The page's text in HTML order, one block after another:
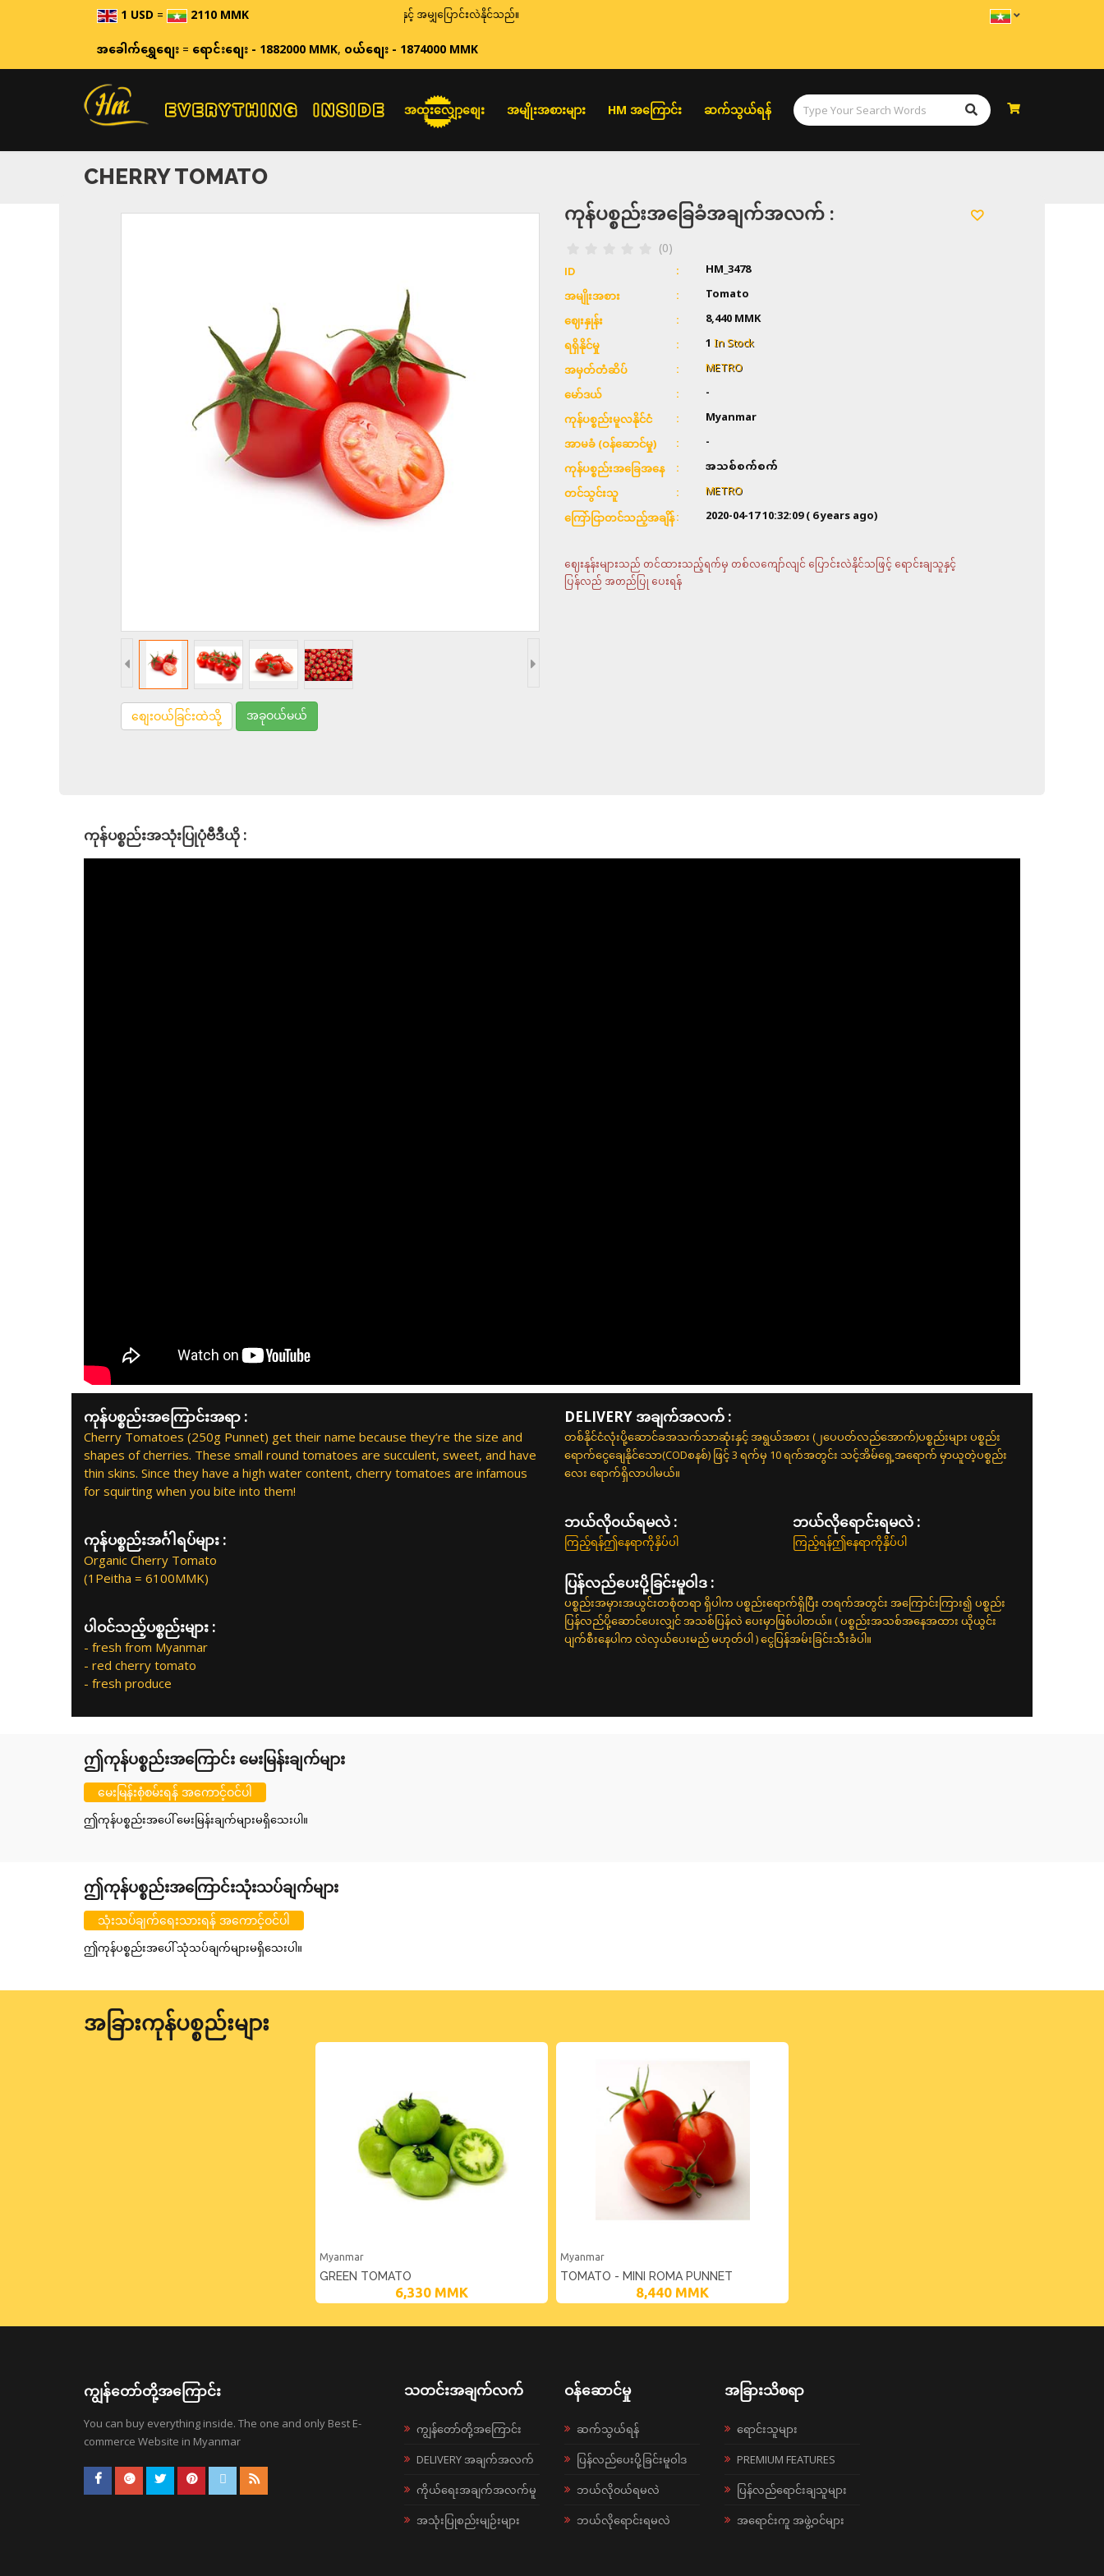
1 USD= 2110 MMK ဈေးနှုန်းများသည် အချိန်နှင့် အမျှပြောင်းလဲနိုင်သည်။
အခေါက်ရွှေစျေး=ရောင်းစျေး - 1882000 MMK,ဝယ်စျေး - 1874000 MMK
အထူးလျှော့စျေး အမျိုးအစားများ HM အကြောင်း ဆက်သွယ်ရန်
CHERRY TOMATO
ကုန်ပစ္စည်းအခြေခံအချက်အလက် :
(0)
ID HM_3478
အမျိုးအစား Tomato
ဈေးနှုန်း 8,440 MMK
ရရှိနိုင်မှု 1In Stock
အမှတ်တံဆိပ် METRO
မော်ဒယ် -
ကုန်ပစ္စည်းမူလနိုင်ငံ Myanmar
အာမခံ (ဝန်ဆောင်မှု) -
ကုန်ပစ္စည်းအခြေအနေ အသစ်စက်စက်
တင်သွင်းသူ METRO
ကြော်ငြာတင်သည့်အချိန် 2020-04-17 10:32:09( 6 years ago)
ဈေးနုန်းများသည် တင်ထားသည့်ရက်မှ တစ်လကျော်လျင် ပြောင်းလဲနိုင်သဖြင့် ရောင်းချသူနှင့်
ပြန်လည် အတည်ပြု ပေးရန်
စျေးဝယ်ခြင်းထဲသို့ အခုဝယ်မယ်
ကုန်ပစ္စည်းအသုံးပြုပုံဗီဒီယို :
ကုန်ပစ္စည်းအကြောင်းအရာ :
Cherry Tomatoes (250g Punnet) get their name because they’re the size and
shapes of cherries. These small round tomatoes are succulent, sweet, and have
thin skins. Since they have a high water content, cherry tomatoes are infamous
for squirting when you bite into them!
ကုန်ပစ္စည်းအင်္ဂါရပ်များ :
Organic Cherry Tomato
(1Peitha = 6100MMK)
ပါဝင်သည့်ပစ္စည်းများ :
- fresh from Myanmar
- red cherry tomato
- fresh produce
DELIVERY အချက်အလက် :
တစ်နိုင်ငံလုံးပို့ဆောင်ခအသက်သာဆုံးနှင့် အရွယ်အစား (၂ပေပတ်လည်အောက်)ပစ္စည်းများ ပစ္စည်း
ရောက်ငွေချေနိုင်သော(CODစနစ်) ဖြင့် 3 ရက်မှ 10 ရက်အတွင်း သင့်အိမ်ရှေ့အရောက် မှာယူတဲ့ပစ္စည်း
လေး ရောက်ရှိလာပါမယ်။
ဘယ်လို၀ယ်ရမလဲ :
ကြည့်ရန်ဤနေရာကိုနှိပ်ပါ
ဘယ်လိုရောင်းရမလဲ :
ကြည့်ရန်ဤနေရာကိုနှိပ်ပါ
ပြန်လည်ပေးပို့ခြင်းမူဝါဒ :
ပစ္စည်းအမှားအယွင်းတစုံတရာ ရှိပါက ပစ္စည်းရောက်ရှိပြီး တရက်အတွင်း အကြောင်းကြား၍ ပစ္စည်း
ပြန်လည်ပို့ဆောင်ပေးလျှင် အသစ်ပြန်လဲ ပေးမှာဖြစ်ပါတယ်။ ( ပစ္စည်းအသစ်အနေအထား ယိုယွင်း
ပျက်စီးနေပါက လဲလှယ်ပေးမည် မဟုတ်ပါ ) ငွေပြန်အမ်းခြင်းသီးခံပါ။
ဤကုန်ပစ္စည်းအကြောင်း မေးမြန်းချက်များ
မေးမြန်းစုံစမ်းရန် အကောင့်ဝင်ပါ
ဤကုန်ပစ္စည်းအပေါ် မေးမြန်းချက်များမရှိသေးပါ။
ဤကုန်ပစ္စည်းအကြောင်းသုံးသပ်ချက်များ
သုံးသပ်ချက်ရေးသားရန် အကောင့်ဝင်ပါ
ဤကုန်ပစ္စည်းအပေါ် သုံသပ်ချက်များမရှိသေးပါ။
အခြားကုန်ပစ္စည်းများ
Myanmar
GREEN TOMATO
6,330 MMK
Myanmar
TOMATO - MINI ROMA PUNNET
8,440 MMK
ကျွန်တော်တို့အကြောင်း
You can buy everything inside. The one and only Best E-
commerce Website in Myanmar
သတင်းအချက်လက်
ကျွန်တော်တို့အကြောင်း
DELIVERY အချက်အလက်
ကိုယ်ရေးအချက်အလက်မူ
အသုံးပြုစည်းမျဉ်းများ
ဝန်ဆောင်မှု
ဆက်သွယ်ရန်
ပြန်လည်ပေးပို့ခြင်းမူဝါဒ
ဘယ်လို၀ယ်ရမလဲ
ဘယ်လိုရောင်းရမလဲ
အခြားသိစရာ
ရောင်းသူများ
PREMIUM FEATURES
ပြန်လည်ရောင်းချသူများ
အရောင်းကူ အဖွဲ့ဝင်များ